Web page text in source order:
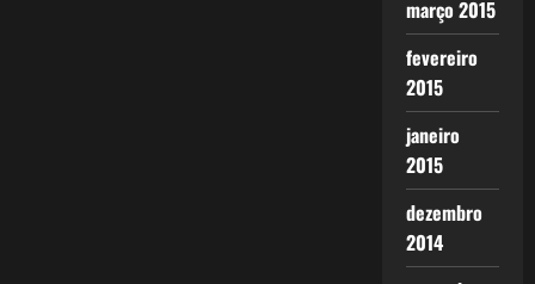
março 2015
fevereiro
2015
janeiro
2015
dezembro
2014